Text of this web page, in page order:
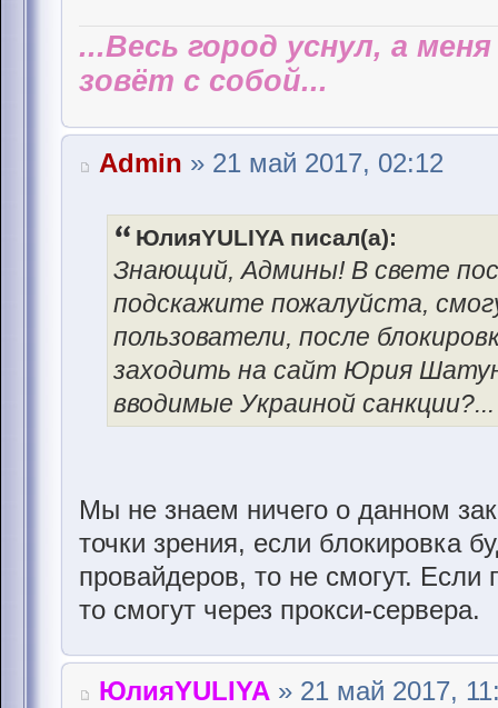
...Весь город уснул, а
зовёт с собой...
Admin » 21 май 2017, 02:12
ЮлияYULIYA писал(а):
Знающий, Админы! В свете
подскажите пожалуйста,
пользователи, после
заходить на сайт Юрия
вводимые Украиной санкции?...
Мы не знаем ничего о данном
точки зрения, если блокировка
провайдеров, то не смогут. Если
то смогут через прокси-сервера.
ЮлияYULIYA » 21 май 2017,